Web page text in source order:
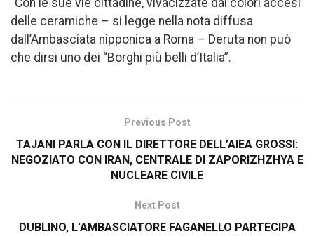
delle ceramiche – si legge nella nota diffusa
dall’Ambasciata nipponica a Roma – Deruta non può
che dirsi uno dei “Borghi più belli d’Italia”.
Previous Post
TAJANI PARLA CON IL DIRETTORE DELL’AIEA GROSSI:
NEGOZIATO CON IRAN, CENTRALE DI ZAPORIZHZHYA E
NUCLEARE CIVILE
Next Post
DUBLINO, L’AMBASCIATORE FAGANELLO PARTECIPA